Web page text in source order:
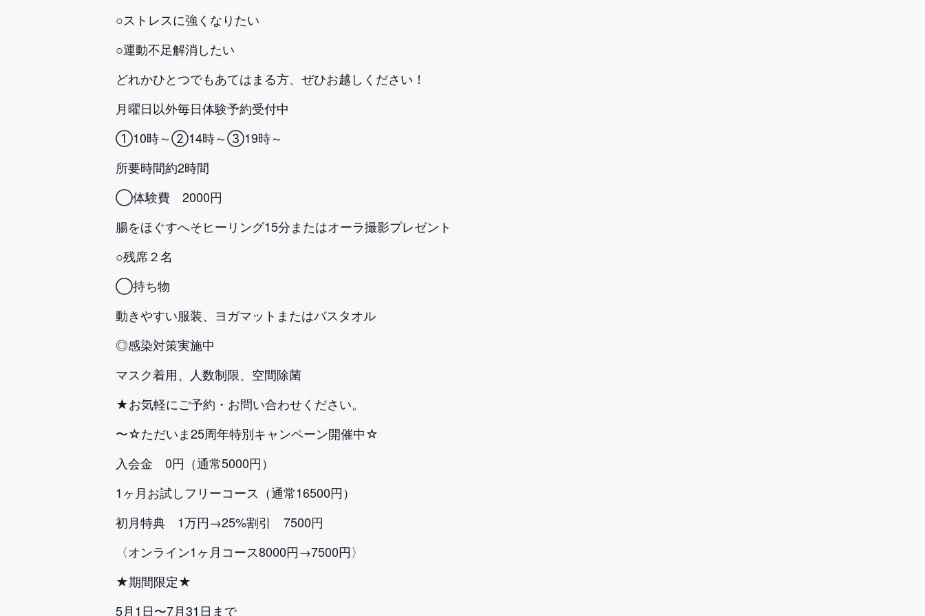
○ストレスに強くなりたい
○運動不足解消したい
どれかひとつでもあてはまる方、ぜひお越しください！
月曜日以外毎日体験予約受付中
①10時～②14時～③19時～
所要時間約2時間
◯体験費 2000円
腸をほぐすへそヒーリング15分またはオーラ撮影プレゼント
○残席２名
◯持ち物
動きやすい服装、ヨガマットまたはバスタオル
◎感染対策実施中
マスク着用、人数制限、空間除菌
★お気軽にご予約・お問い合わせください。
〜☆ただいま25周年特別キャンペーン開催中☆
入会金 0円（通常5000円）
1ヶ月お試しフリーコース（通常16500円）
初月特典 1万円→25%割引 7500円
〈オンライン1ヶ月コース8000円→7500円〉
★期間限定★
5月1日〜7月31日まで